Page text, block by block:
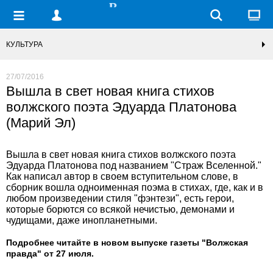
КУЛЬТУРА
27/07/2016
Вышла в свет новая книга стихов
волжского поэта Эдуарда Платонова
(Марий Эл)
Вышла в свет новая книга стихов волжского поэта
Эдуарда Платонова под названием "Страж Вселенной."
Как написал автор в своем вступительном слове, в
сборник вошла одноименная поэма в стихах, где, как и в
любом произведении стиля "фэнтези", есть герои,
которые борются со всякой нечистью, демонами и
чудищами, даже инопланетными.
Подробнее читайте в новом выпуске газеты "Волжская
правда" от 27 июля.